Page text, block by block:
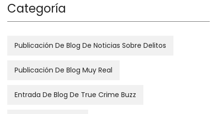
Categoría
Publicación De Blog De Noticias Sobre Delitos
Publicación De Blog Muy Real
Entrada De Blog De True Crime Buzz